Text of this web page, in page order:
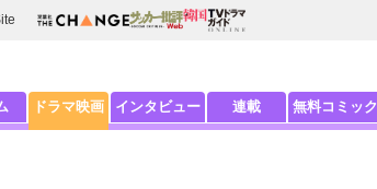
ドラマ映画 インタビュー 連載 無料コミック